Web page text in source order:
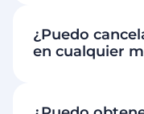
¿Puedo
en cualquier